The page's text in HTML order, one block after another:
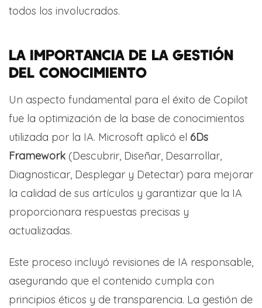
todos los involucrados.
LA IMPORTANCIA DE LA GESTIÓN
DEL CONOCIMIENTO
Un aspecto fundamental para el éxito de Copilot
fue la optimización de la base de conocimientos
utilizada por la IA. Microsoft aplicó el 6Ds
Framework (Descubrir, Diseñar, Desarrollar,
Diagnosticar, Desplegar y Detectar) para mejorar
la calidad de sus artículos y garantizar que la IA
proporcionara respuestas precisas y
actualizadas.
Este proceso incluyó revisiones de IA responsable,
asegurando que el contenido cumpla con
principios éticos y de transparencia. La gestión de